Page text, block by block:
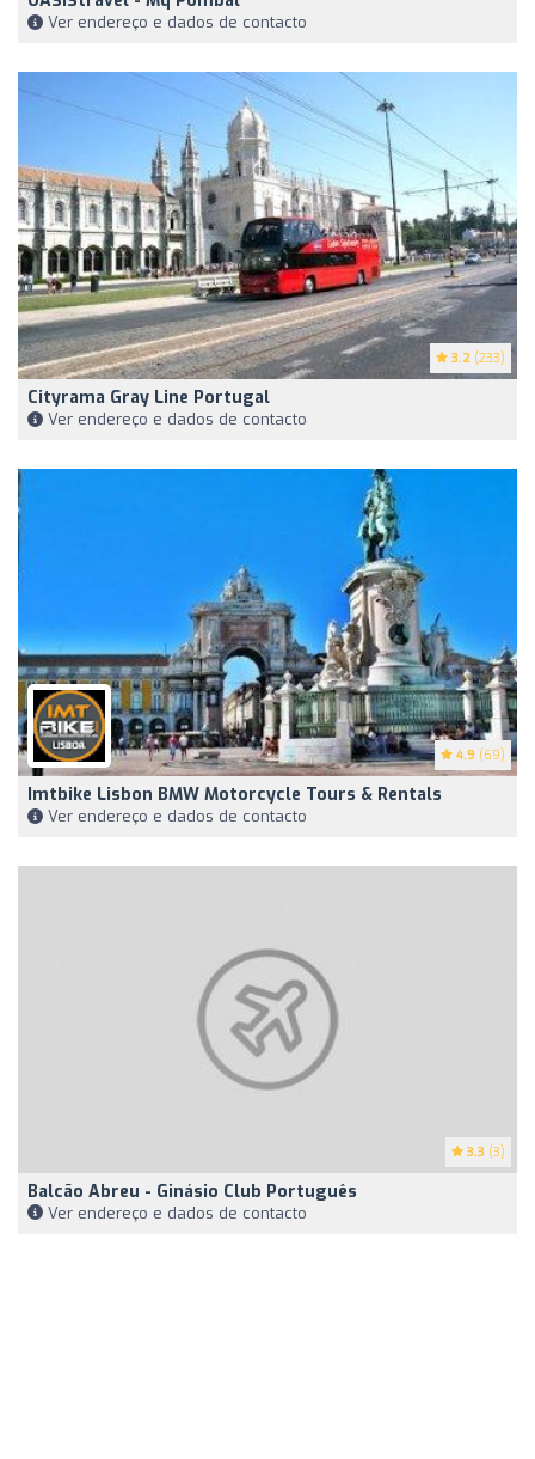
Ver endereço e dados de contacto
3.2 (233)
Cityrama Gray Line Portugal
Ver endereço e dados de contacto
4.9 (69)
Imtbike Lisbon BMW Motorcycle Tours & Rentals
Ver endereço e dados de contacto
3.3 (3)
Balcão Abreu - Ginásio Club Português
Ver endereço e dados de contacto